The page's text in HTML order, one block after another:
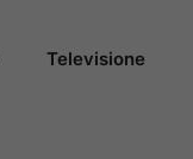
Televisione